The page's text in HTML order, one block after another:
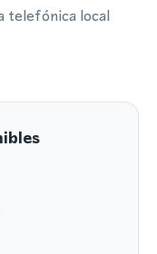
telefónica local